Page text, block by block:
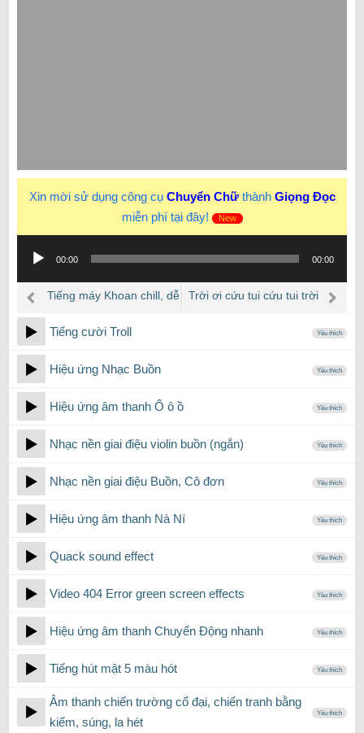
Xin mời sử dụng công cụ Chuyển Chữthành Giọng Đọc
miễn phí tại đây!
New
phát
âm
thanh
00:00 00:00
Tiếng máy Khoan chill, dễ
Trời ơi cứu tui cứu tui trời
Tiếng cười Troll Yêu thích
Hiệu ứng Nhạc Buồn Yêu thích
Hiệu ứng âm thanh Ố ô ồ Yêu thích
Nhạc nền giai điệu violin buồn (ngắn) Yêu thích
Nhạc nền giai điệu Buồn, Cô đơn Yêu thích
Hiệu ứng âm thanh Nà Ní Yêu thích
Quack sound effect Yêu thích
Video 404 Error green screen effects Yêu thích
Hiệu ứng âm thanh Chuyển Động nhanh Yêu thích
Tiếng hút mật 5 màu hót Yêu thích
Âm thanh chiến trường cổ đại, chiến tranh bằng
kiếm, súng, la hét
Yêu thích